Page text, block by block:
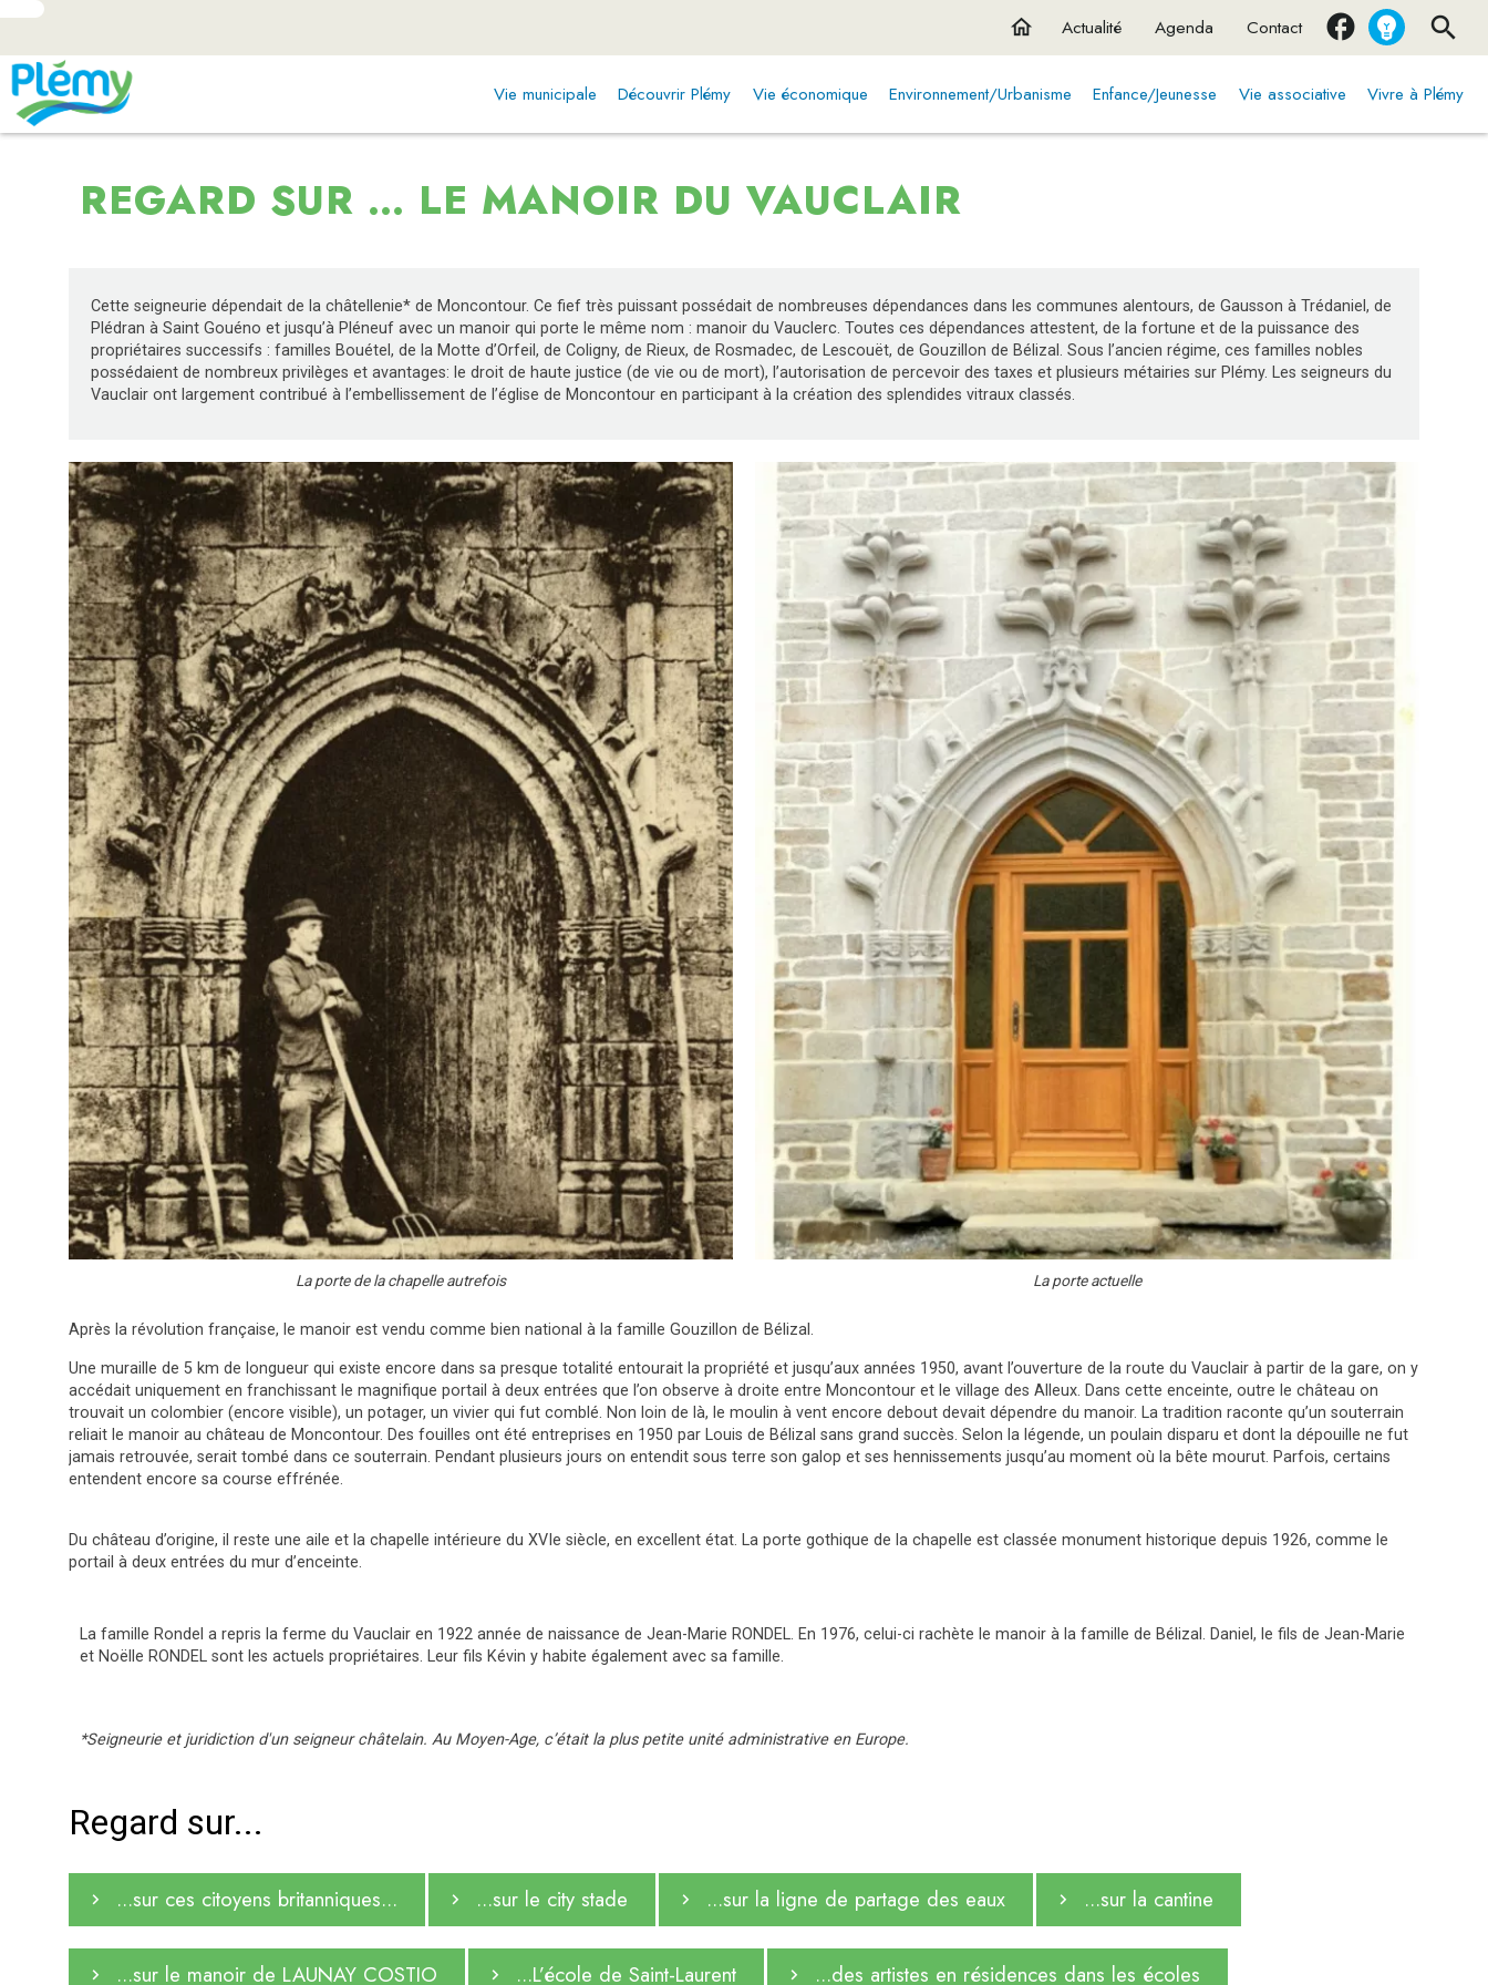
home Actualité Agenda Contact
Vie municipale Découvrir Plémy Vie économique Environnement/Urbanisme Enfance/Jeunesse Vie associative Vivre à Plémy
REGARD SUR … LE MANOIR DU VAUCLAIR
Cette seigneurie dépendait de la châtellenie* de Moncontour. Ce fief très puissant possédait de nombreuses dépendances dans les communes alentours, de Gausson à Trédaniel, de
Plédran à Saint Gouéno et jusqu’à Pléneuf avec un manoir qui porte le même nom : manoir du Vauclerc. Toutes ces dépendances attestent, de la fortune et de la puissance des
propriétaires successifs : familles Bouétel, de la Motte d’Orfeil, de Coligny, de Rieux, de Rosmadec, de Lescouët, de Gouzillon de Bélizal. Sous l’ancien régime, ces familles nobles
possédaient de nombreux privilèges et avantages: le droit de haute justice (de vie ou de mort), l’autorisation de percevoir des taxes et plusieurs métairies sur Plémy. Les seigneurs du
Vauclair ont largement contribué à l’embellissement de l’église de Moncontour en participant à la création des splendides vitraux classés.
La porte de la chapelle autrefois La porte actuelle
Après la révolution française, le manoir est vendu comme bien national à la famille Gouzillon de Bélizal.
Une muraille de 5 km de longueur qui existe encore dans sa presque totalité entourait la propriété et jusqu’aux années 1950, avant l’ouverture de la route du Vauclair à partir de la gare, on y
accédait uniquement en franchissant le magnifique portail à deux entrées que l’on observe à droite entre Moncontour et le village des Alleux. Dans cette enceinte, outre le château on
trouvait un colombier (encore visible), un potager, un vivier qui fut comblé. Non loin de là, le moulin à vent encore debout devait dépendre du manoir. La tradition raconte qu’un souterrain
reliait le manoir au château de Moncontour. Des fouilles ont été entreprises en 1950 par Louis de Bélizal sans grand succès. Selon la légende, un poulain disparu et dont la dépouille ne fut
jamais retrouvée, serait tombé dans ce souterrain. Pendant plusieurs jours on entendit sous terre son galop et ses hennissements jusqu’au moment où la bête mourut. Parfois, certains
entendent encore sa course effrénée.
Du château d’origine, il reste une aile et la chapelle intérieure du XVIe siècle, en excellent état. La porte gothique de la chapelle est classée monument historique depuis 1926, comme le
portail à deux entrées du mur d’enceinte.
La famille Rondel a repris la ferme du Vauclair en 1922 année de naissance de Jean-Marie RONDEL. En 1976, celui-ci rachète le manoir à la famille de Bélizal. Daniel, le fils de Jean-Marie
et Noëlle RONDEL sont les actuels propriétaires. Leur fils Kévin y habite également avec sa famille.
*Seigneurie et juridiction d'un seigneur châtelain. Au Moyen-Age, c’était la plus petite unité administrative en Europe.
Regard sur...
...sur ces citoyens britanniques... ...sur le city stade ...sur la ligne de partage des eaux ...sur la cantine
...sur le manoir de LAUNAY COSTIO ...L’école de Saint-Laurent ...des artistes en résidences dans les écoles